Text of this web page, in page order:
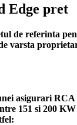
Edge pret
de referinta
varsta
asigurari
151 si 200